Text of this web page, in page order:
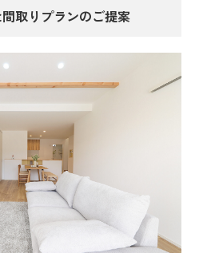
取りプランのご提案